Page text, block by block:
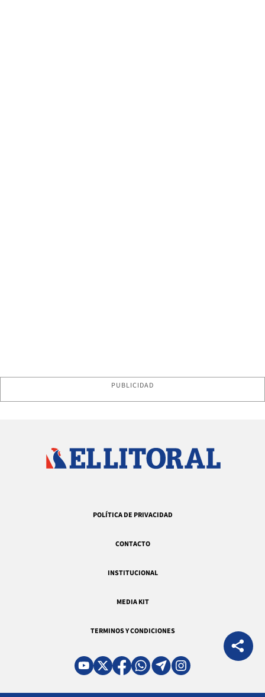
PUBLICIDAD
POLÍTICA DE PRIVACIDAD
CONTACTO
INSTITUCIONAL
MEDIA KIT
TERMINOS Y CONDICIONES